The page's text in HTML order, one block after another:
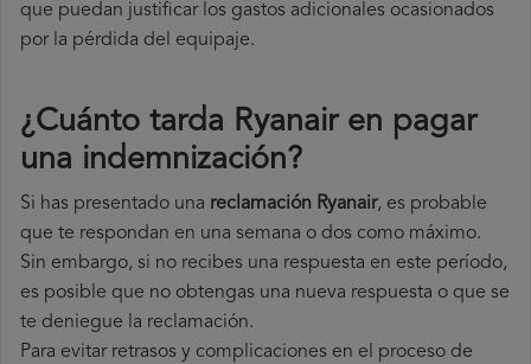
que puedan justificar los gastos adicionales ocasionados
por la pérdida del equipaje.
¿Cuánto tarda Ryanair en pagar
una indemnización?
Si has presentado una reclamación Ryanair, es probable
que te respondan en una semana o dos como máximo.
Sin embargo, si no recibes una respuesta en este período,
es posible que no obtengas una nueva respuesta o que se
te deniegue la reclamación.
Para evitar retrasos y complicaciones en el proceso de